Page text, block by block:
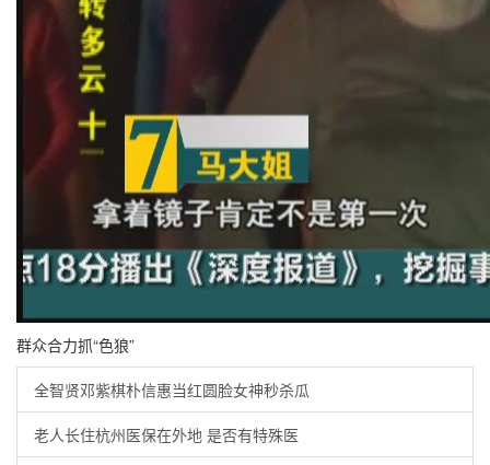
群众合力抓“色狼”
全智贤邓紫棋朴信惠当红圆脸女神秒杀瓜
老人长住杭州医保在外地 是否有特殊医